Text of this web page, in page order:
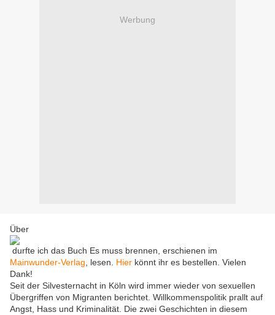
Werbung
Über
durfte ich das Buch Es muss brennen, erschienen im
Mainwunder-Verlag , lesen. Hier könnt ihr es bestellen. Vielen
Dank!
Seit der Silvesternacht in Köln wird immer wieder von sexuellen
Übergriffen von Migranten berichtet. Willkommenspolitik prallt auf
Angst, Hass und Kriminalität. Die zwei Geschichten in diesem